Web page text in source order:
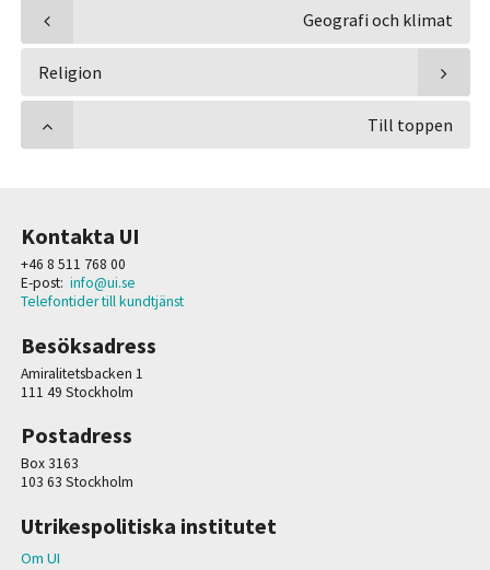
Geografi och klimat
Religion
Till toppen
Kontakta UI
+46 8 511 768 00
E-post: info@ui.se
Telefontider till kundtjänst
Besöksadress
Amiralitetsbacken 1
111 49 Stockholm
Postadress
Box 3163
103 63 Stockholm
Utrikespolitiska institutet
Om UI